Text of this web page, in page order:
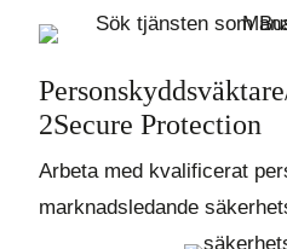
2Secure Protection
Arbeta med kvalificerat
marknadsledande